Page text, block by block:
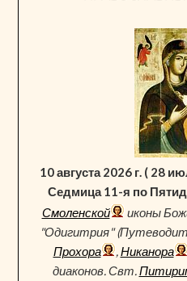
10 августа 2026 г. ( 28
Седмица 11-я по
Смоленской
иконы
"Одигитрия"
Прохора
,Никанора
диаконов. Свт.